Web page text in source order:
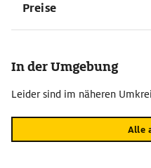
Preise
In der Umgebung
Leider sind im näheren
Alle